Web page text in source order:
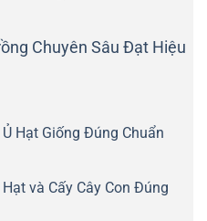
Chuyên Sâu Đạt Hiệu
Hạt Giống Đúng Chuẩn
và Cấy Cây Con Đúng